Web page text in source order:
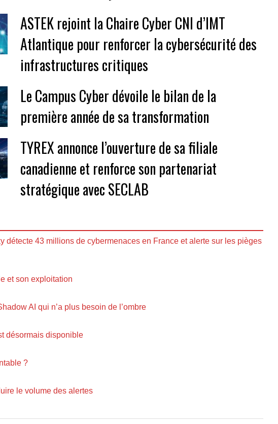
ASTEK rejoint la Chaire Cyber CNI d’IMT
Atlantique pour renforcer la cybersécurité des
infrastructures critiques
Le Campus Cyber dévoile le bilan de la
première année de sa transformation
TYREX annonce l’ouverture de sa filiale
canadienne et renforce son partenariat
stratégique avec SECLAB
détecte 43 millions de cybermenaces en France et alerte sur les pièges
et son exploitation
AI qui n’a plus besoin de l’ombre
désormais disponible
?
le volume des alertes